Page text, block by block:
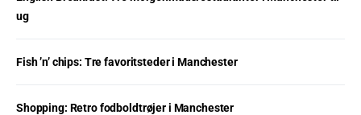
ug
Fish ’n’ chips: Tre favoritsteder i Manchester
Shopping: Retro fodboldtrøjer i Manchester